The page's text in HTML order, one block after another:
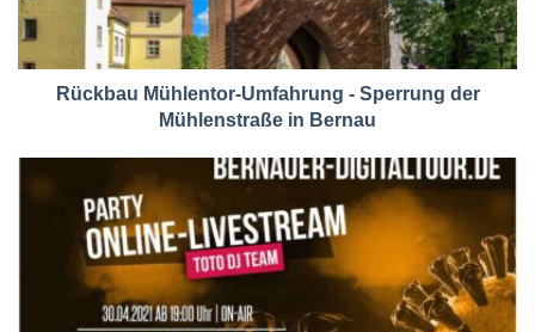
Rückbau Mühlentor-Umfahrung - Sperrung der
Mühlenstraße in Bernau